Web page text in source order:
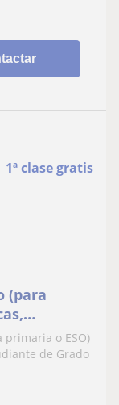
1ª clase gratis
(para
Grado de
primaria o ESO)
de Grado